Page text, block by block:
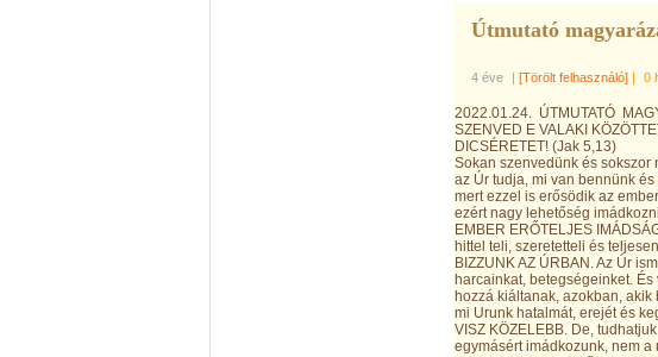
Útmutató
4 éve | [Törölt felhasználó] | 0
2022.01.24. ÚTMUTATÓ
SZENVED E VALAKI
DICSÉRETET! (Jak 5,13)
Sokan szenvedünk és sokszor
az Úr tudja, mi van bennünk
mert ezzel is erősödik az
ezért nagy lehetőség
EMBER ERŐTELJES
hittel teli, szeretetteli és
BIZZUNK AZ ÚRBAN. Az Úr
harcainkat, betegségeinket.
hozzá kiáltanak, azokban,
mi Urunk hatalmát, erejét és
VISZ KÖZELEBB. De,
egymásért imádkozunk, nem